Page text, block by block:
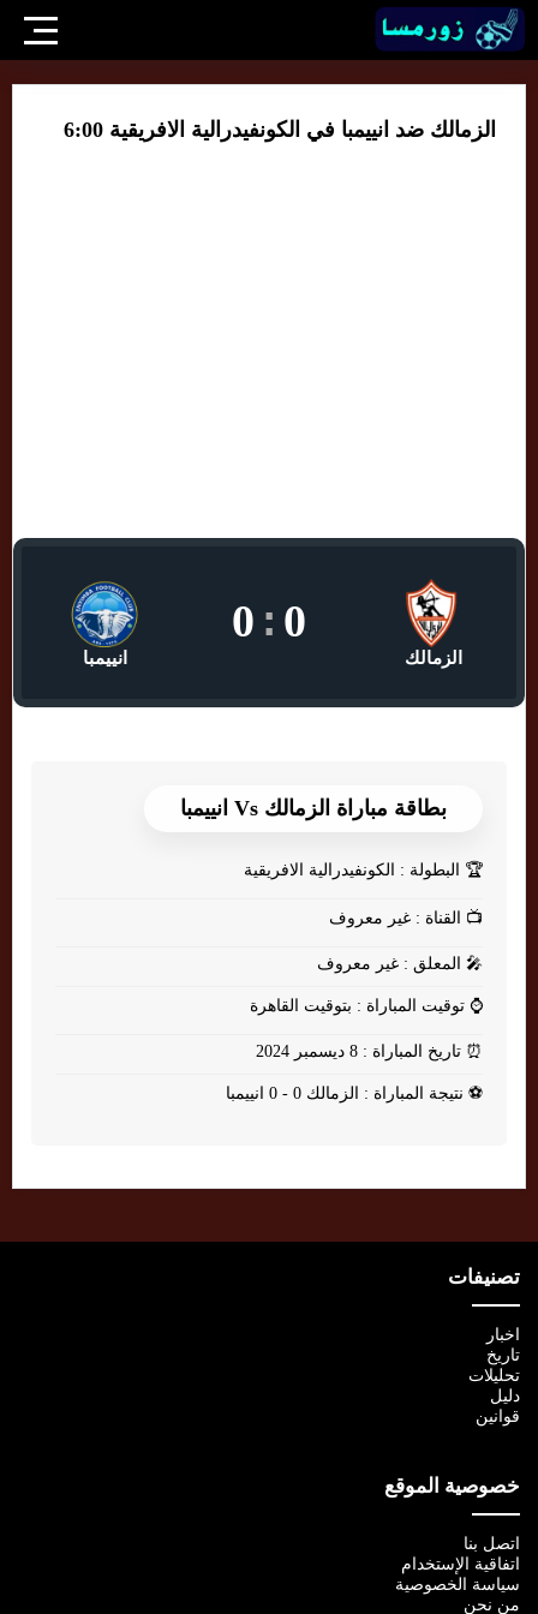
الزمالك ضد انييمبا في الكونفيدرالية الافريقية 6:00
الزمالك
0
:
0
انييمبا
بطاقة مباراة الزمالك Vs انييمبا
🏆 البطولة : الكونفيدرالية الافريقية
📺 القناة : غير معروف
🎤 المعلق : غير معروف
⌚ توقيت المباراة : بتوقيت القاهرة
⏰ تاريخ المباراة : 8 ديسمبر 2024
⚽ نتيجة المباراة : الزمالك 0 - 0 انييمبا
تصنيفات
اخبار
تاريخ
تحليلات
دليل
قوانين
خصوصية الموقع
اتصل بنا
اتفاقية الإستخدام
سياسة الخصوصية
من نحن